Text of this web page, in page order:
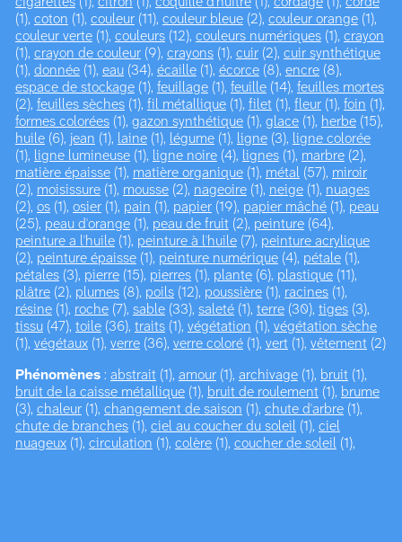
(1), coton (1), couleur(11), couleur bleue(2), couleur orange(1),
couleur verte(1), couleurs(12), couleurs numériques(1), crayon
(1), crayon de couleur(9), crayons(1), cuir(2), cuir synthétique
(1), donnée(1), eau(34), écaille(1), écorce(8), encre(8),
espace de stockage(1), feuillage(1), feuille(14), feuilles mortes
(2), feuilles sèches(1), fil métallique(1), filet (1), fleur(1), foin (1),
formes colorées(1), gazon synthétique(1), glace(1), herbe(15),
huile(6), jean (1), laine(1), légume(1), ligne(3), ligne colorée
(1), ligne lumineuse(1), ligne noire(4), lignes(1), marbre(2),
matière épaisse(1), matière organique(1), métal(57), miroir
(2), moisissure(1), mousse(2), nageoire(1), neige(1), nuages
(2), os(1), osier(1), pain (1), papier(19), papier mâché(1), peau
(25), peau d'orange(1), peau de fruit (2), peinture(64),
peinture a l'huile(1), peinture à l'huile(7), peinture acrylique
(2), peinture épaisse(1), peinture numérique(4), pétale(1),
pétales(3), pierre(15), pierres(1), plante(6), plastique(11),
plâtre(2), plumes(8), poils(12), poussière(1), racines(1),
résine(1), roche(7), sable(33), saleté(1), terre(30), tiges(3),
tissu(47), toile(36), traits(1), végétation (1), végétation sèche
(1), végétaux(1), verre(36), verre coloré(1), vert (1), vêtement (2)
Phénomènes: abstrait (1), amour(1), archivage(1), bruit (1),
bruit de la caisse métallique(1), bruit de roulement (1), brume
(3), chaleur(1), changement de saison (1), chute d'arbre(1),
chute de branches(1), ciel au coucher du soleil(1), ciel
nuageux(1), circulation (1), colère(1), coucher de soleil(1),